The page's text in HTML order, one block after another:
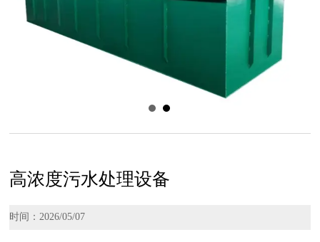
高浓度污水处理设备
时间：2026/05/07